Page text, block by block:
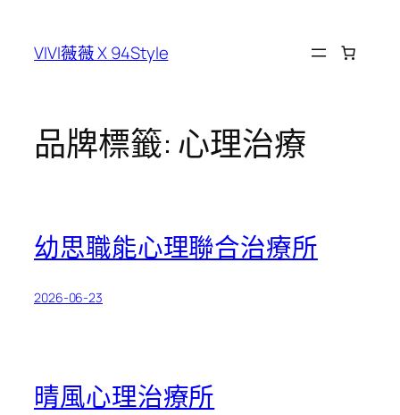
VIVI薇薇 X 94Style
品牌標籤: 心理治療
幼思職能心理聯合治療所
2026-06-23
晴風心理治療所